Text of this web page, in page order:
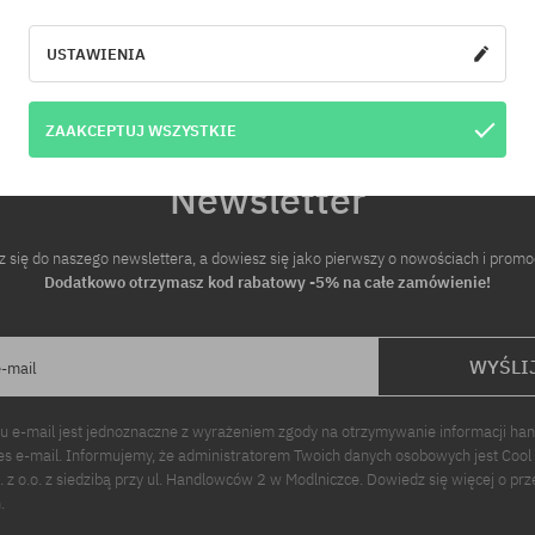
Newsletter
się do naszego newslettera, a dowiesz się jako pierwszy o nowościach i
Dodatkowo otrzymasz kod rabatowy -5% na całe zamówienie!
mail
e-mail jest jednoznaczne z wyrażeniem zgody na otrzymywanie informacji
e-mail. Informujemy, że administratorem Twoich danych osobowych jest Cool
z o.o. z siedzibą przy ul. Handlowców 2 w Modlniczce. Dowiedz się więcej o
USTAWIENIA
ZAAKCEPTUJ WSZYSTKIE